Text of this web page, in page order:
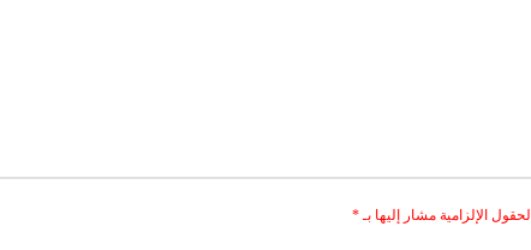
الحقول الإلزامية مشار إليها بـ*